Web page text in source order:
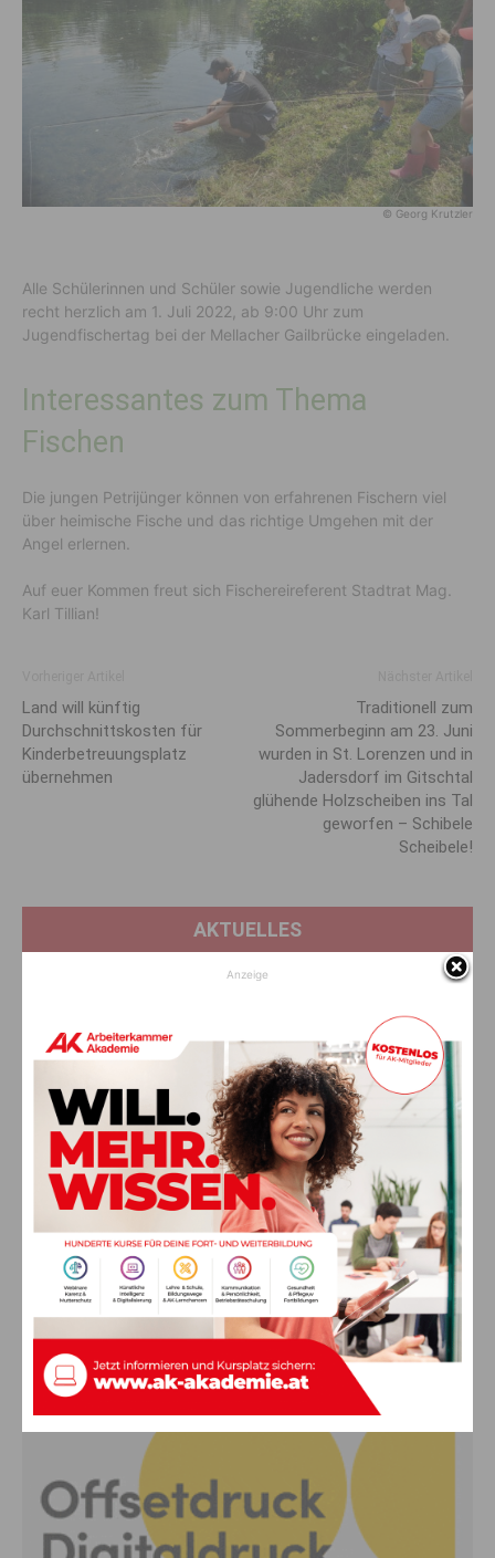
© Georg Krutzler
Alle Schülerinnen und Schüler sowie Jugendliche werden
recht herzlich am 1. Juli 2022, ab 9:00 Uhr zum
Jugendfischertag bei der Mellacher Gailbrücke eingeladen.
Interessantes zum Thema
Fischen
Die jungen Petrijünger können von erfahrenen Fischern viel
über heimische Fische und das richtige Umgehen mit der
Angel erlernen.
Auf euer Kommen freut sich Fischereireferent Stadtrat Mag.
Karl Tillian!
Land will künftig
Durchschnitts­kosten für
Kinderbetreuungs­platz
übernehmen
Traditionell zum
Sommerbeginn am 23. Juni
wurden in St. Lorenzen und in
Jadersdorf im Gitschtal
glühende Holzscheiben ins Tal
geworfen – Schibele
Scheibele!
AKTUELLES
Unfalllenker weiterhin flüchtig
Aktuell 10. August 2026
Glaube ans große Geld wird zum
Albtraum: Pensionist (71) verliert
sechsstelligen Betrag
Aktuell 10. August 2026
Alkotest positiv: 36-Jährige kommt in
Nötsch von Straße ab – verletzt ins
Krankenhaus
Aktuell 10. August 2026
Anzeige